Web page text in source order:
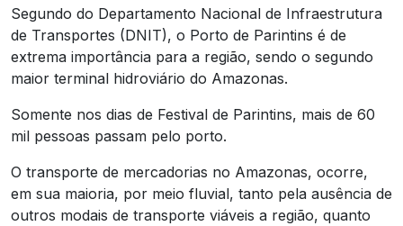
Segundo do Departamento Nacional de Infraestrutura
de Transportes (DNIT), o Porto de Parintins é de
extrema importância para a região, sendo o segundo
maior terminal hidroviário do Amazonas.
Somente nos dias de Festival de Parintins, mais de 60
mil pessoas passam pelo porto.
O transporte de mercadorias no Amazonas, ocorre,
em sua maioria, por meio fluvial, tanto pela ausência de
outros modais de transporte viáveis a região, quanto